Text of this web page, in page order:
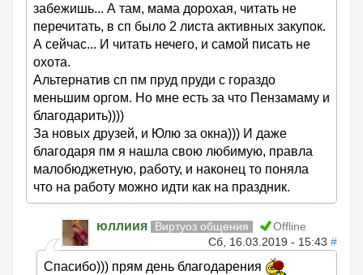
забежишь... А там, мама дорохая, читать не
перечитать, в сп было 2 листа активных закупок.
А сейчас... И читать нечего, и самой писать не
охота.
Альтернатив сп пм пруд пруди с гораздо
меньшим оргом. Но мне есть за что Пензамаму и
благодарить))))
За новых друзей, и Юлю за окна))) И даже
благодаря пм я нашла свою любимую, правла
малобюджетную, работу, и наконец то поняла
что на работу можно идти как на праздник.
юллиия Виртуоз общения
Offline
Сб, 16.03.2019 - 15:43 #
Спасибо))) прям день благодарения